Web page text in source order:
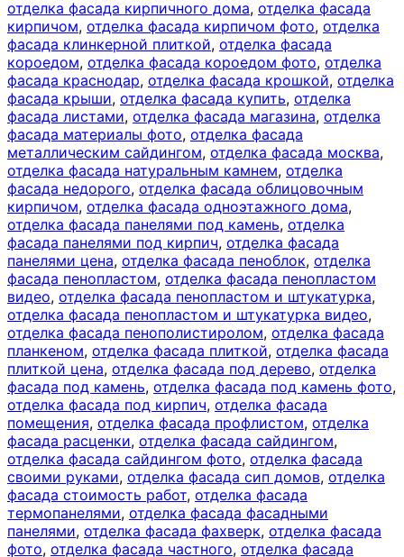
отделка фасада кирпичного дома, отделка фасада
кирпичом, отделка фасада кирпичом фото, отделка
фасада клинкерной плиткой, отделка фасада
короедом, отделка фасада короедом фото, отделка
фасада краснодар, отделка фасада крошкой, отделка
фасада крыши, отделка фасада купить, отделка
фасада листами, отделка фасада магазина, отделка
фасада материалы фото, отделка фасада
металлическим сайдингом, отделка фасада москва,
отделка фасада натуральным камнем, отделка
фасада недорого, отделка фасада облицовочным
кирпичом, отделка фасада одноэтажного дома,
отделка фасада панелями под камень, отделка
фасада панелями под кирпич, отделка фасада
панелями цена, отделка фасада пеноблок, отделка
фасада пенопластом, отделка фасада пенопластом
видео, отделка фасада пенопластом и штукатурка,
отделка фасада пенопластом и штукатурка видео,
отделка фасада пенополистиролом, отделка фасада
планкеном, отделка фасада плиткой, отделка фасада
плиткой цена, отделка фасада под дерево, отделка
фасада под камень, отделка фасада под камень фото,
отделка фасада под кирпич, отделка фасада
помещения, отделка фасада профлистом, отделка
фасада расценки, отделка фасада сайдингом,
отделка фасада сайдингом фото, отделка фасада
своими руками, отделка фасада сип домов, отделка
фасада стоимость работ, отделка фасада
термопанелями, отделка фасада фасадными
панелями, отделка фасада фахверк, отделка фасада
фото, отделка фасада частного, отделка фасада